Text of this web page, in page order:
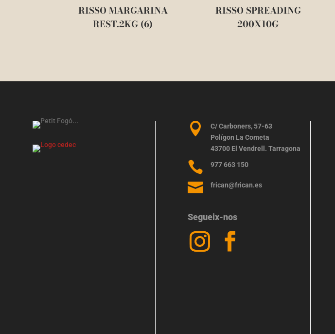
RISSO MARGARINA
REST.2KG (6)
RISSO SPREADING
200X10G

C/ Carboners, 57-63
Polígon La Cometa
43700 El Vendrell. Tarragona
 977 663 150
 frican@frican.es
Segueix-nos